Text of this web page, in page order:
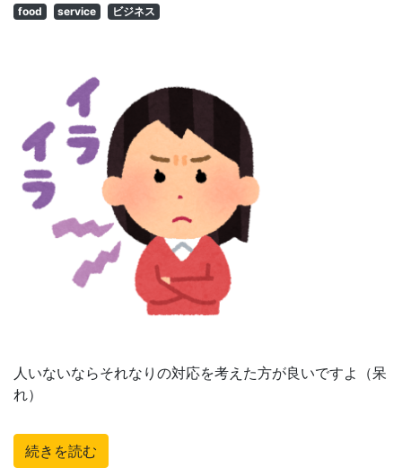
food service ビジネス
人いないならそれなりの対応を考えた方が良いですよ（呆
れ）
続きを読む